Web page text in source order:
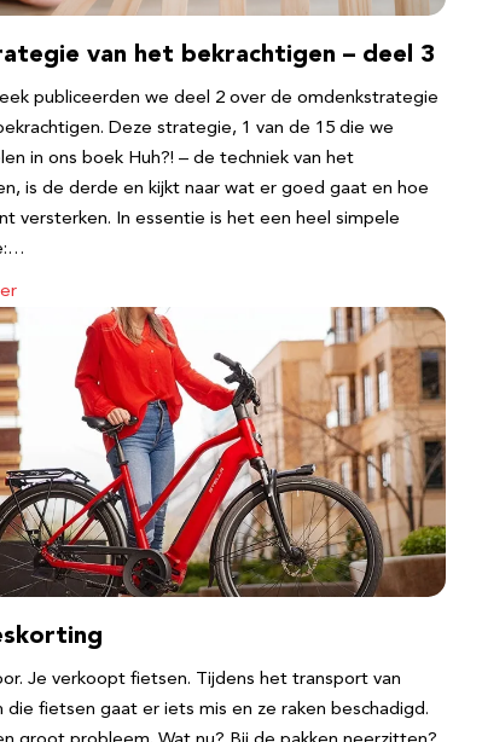
van het bekrachtigen – deel 3
publiceerden we deel 2 over de omdenkstrategie
Deze strategie, 1 van de 15 die we
in ons boek Huh?! – de techniek van het
is de derde en kijkt naar wat er goed gaat en hoe
versterken. In essentie is het een heel simpele
Je verkoopt fietsen. Tijdens het transport van
die fietsen gaat er iets mis en ze raken beschadigd.